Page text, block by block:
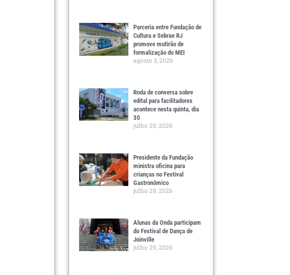
Parceria entre Fundação de
Cultura e Sebrae RJ
promove mutirão de
formalização do MEI
agosto 3, 2026
Roda de conversa sobre
edital para facilitadores
acontece nesta quinta, dia
30
julho 29, 2026
Presidente da Fundação
ministra oficina para
crianças no Festival
Gastronômico
julho 29, 2026
Alunas da Onda participam
do Festival de Dança de
Joinville
julho 29, 2026